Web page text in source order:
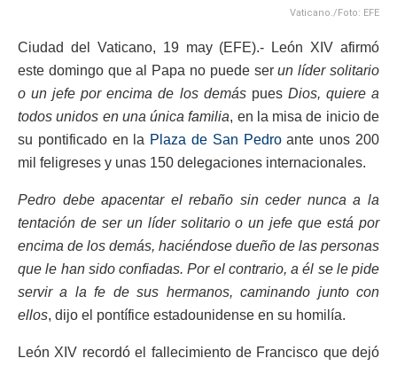
Vaticano./Foto: EFE
Ciudad del Vaticano, 19 may (EFE).- León XIV afirmó
este domingo que al Papa no puede serun líder solitario
o un jefe por encima de los demás puesDios, quiere a
todos unidos en una única familia, en la misa de inicio de
su pontificado en la Plaza de San Pedroante unos 200
mil feligreses y unas 150 delegaciones internacionales.
Pedro debe apacentar el rebaño sin ceder nunca a la
tentación de ser un líder solitario o un jefe que está por
encima de los demás, haciéndose dueño de las personas
que le han sido confiadas. Por el contrario, a él se le pide
servir a la fe de sus hermanos, caminando junto con
ellos, dijo el pontífice estadounidense en su homilía.
León XIV recordó el fallecimiento de Francisco que dejó